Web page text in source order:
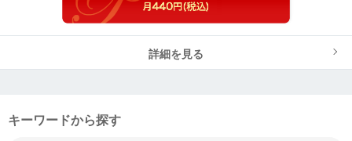
詳細を見る
キーワードから探す